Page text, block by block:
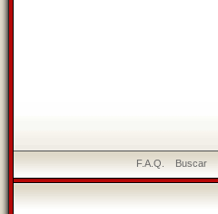
F.A.Q. Buscar